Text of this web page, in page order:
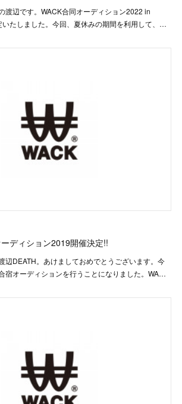
辺です。WACK合同オーディション2022 in
たしました。今回、夏休みの期間を利用して、…
ディション2019開催決定!!
辺DEATH。あけましておめでとうございます。今
宿オーディションを行うことになりました。WA…